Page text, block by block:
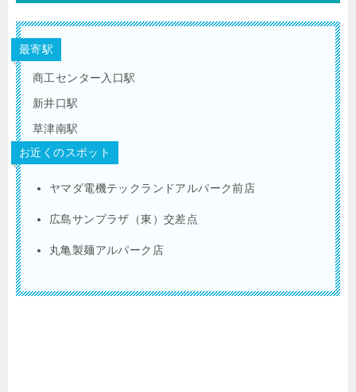
最寄駅
商工センター入口駅
新井口駅
草津南駅
お近くのスポット
ヤマダ電機テックランドアルパーク前店
広島サンプラザ（東）交差点
丸亀製麺アルパーク店